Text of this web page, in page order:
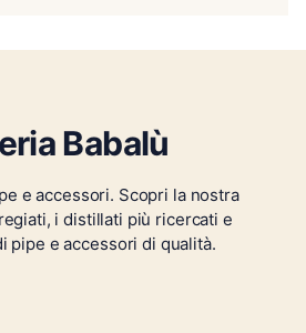
Babalù
e accessori. Scopri la nostra
i distillati più ricercati e
pipe e accessori di qualità.